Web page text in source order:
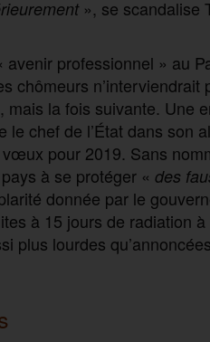
», se scandalise
professionnel » au
chômeurs n’interviendrait
la fois suivante. Une
le chef de l’État dans son
pour 2019. Sans
à se protéger « des
donnée par le
à 15 jours de radiation
plus lourdes